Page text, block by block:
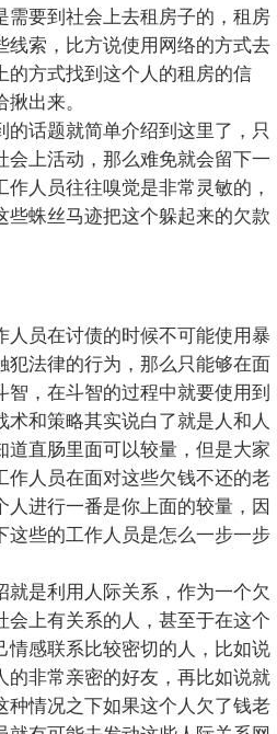
需要到社会上去租房子的，租房
线索，比方说使用网络的方式去
的方式找到这个人的租房的信
出来。
的话题就简单介绍到这里了，只
会上活动，那么难免就会留下一
人员往往嗅觉是非常灵敏的，
些蛛丝马迹把这个躲起来的欠款
人员在讨债的时候不可能使用暴
犯法律的行为，那么只能够在面
，在斗智的过程中就要使用到
和策略其实说白了就是人和人
道直肠里面可以较量，但是大家
作人员在面对这些欠钱不还的老
进行一番是你上面的较量，因
这些的工作人员是怎么一步一步
就是利用人际关系，作为一个欠
会上有关系的人，甚至于在这个
情感联系比较密切的人，比如说
的非常亲密的好友，再比如说就
种情况之下如果这个人欠了钱老